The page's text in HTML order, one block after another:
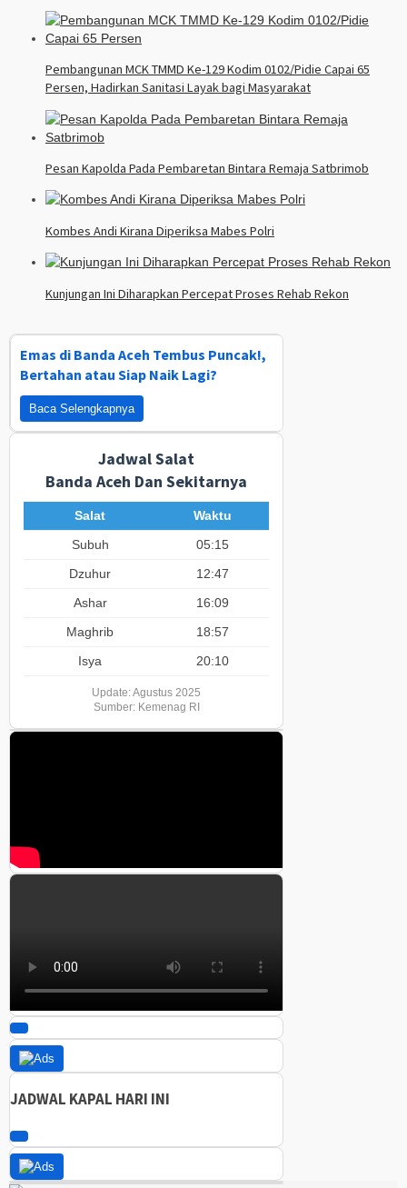
Pembangunan MCK TMMD Ke-129 Kodim 0102/Pidie Capai 65
Persen, Hadirkan Sanitasi Layak bagi Masyarakat
Pesan Kapolda Pada Pembaretan Bintara Remaja Satbrimob
Kombes Andi Kirana Diperiksa Mabes Polri
Kunjungan Ini Diharapkan Percepat Proses Rehab Rekon
Emas di Banda Aceh Tembus Puncak!,
Bertahan atau Siap Naik Lagi?
Baca Selengkapnya
Jadwal Salat
Banda Aceh Dan Sekitarnya
Salat
Waktu
Subuh
05:15
Dzuhur
12:47
Ashar
16:09
Maghrib
18:57
Isya
20:10
Update: Agustus 2025
Sumber: Kemenag RI
JADWAL KAPAL HARI INI